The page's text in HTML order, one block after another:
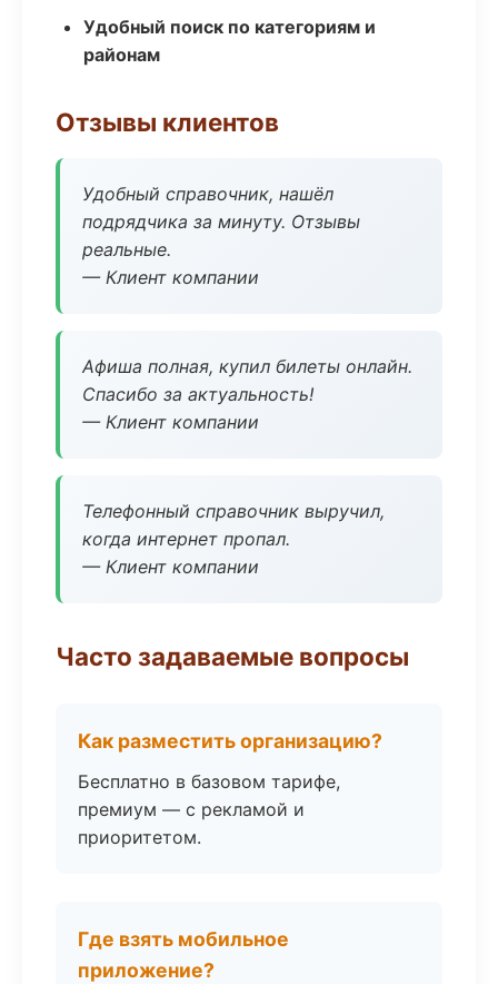
Удобный поиск по категориям и
районам
Отзывы клиентов
Удобный справочник, нашёл
подрядчика за минуту. Отзывы
реальные.
— Клиент компании
Афиша полная, купил билеты онлайн.
Спасибо за актуальность!
— Клиент компании
Телефонный справочник выручил,
когда интернет пропал.
— Клиент компании
Часто задаваемые вопросы
Как разместить организацию?
Бесплатно в базовом тарифе,
премиум — с рекламой и
приоритетом.
Где взять мобильное
приложение?